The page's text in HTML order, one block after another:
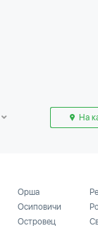
На
Орша
Осиповичи
Островец